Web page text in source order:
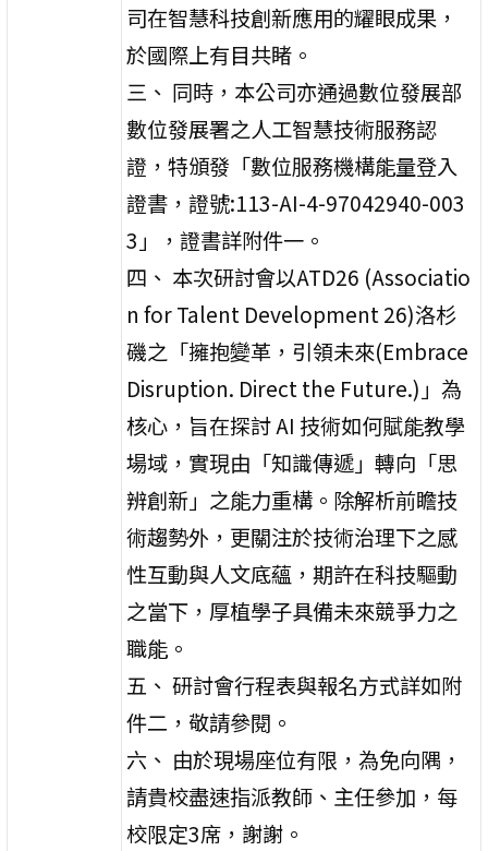
司在智慧科技創新應用的耀眼成果，
於國際上有目共睹。
三、 同時，本公司亦通過數位發展部
數位發展署之人工智慧技術服務認
證，特頒發「數位服務機構能量登入
證書，證號:113-AI-4-97042940-003
3」，證書詳附件一。
四、 本次研討會以ATD26 (Associatio
n for Talent Development 26)洛杉
磯之「擁抱變革，引領未來(Embrace
Disruption. Direct the Future.)」為
核心，旨在探討 AI 技術如何賦能教學
場域，實現由「知識傳遞」轉向「思
辨創新」之能力重構。除解析前瞻技
術趨勢外，更關注於技術治理下之感
性互動與人文底蘊，期許在科技驅動
之當下，厚植學子具備未來競爭力之
職能。
五、 研討會行程表與報名方式詳如附
件二，敬請參閱。
六、 由於現場座位有限，為免向隅，
請貴校盡速指派教師、主任參加，每
校限定3席，謝謝。